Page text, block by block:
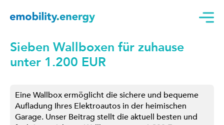
Sieben Wallboxen für zuhause
unter 1.200 EUR
Eine Wallbox ermöglicht die sichere und bequeme
Aufladung Ihres Elektroautos in der heimischen
Garage. Unser Beitrag stellt die aktuell besten und